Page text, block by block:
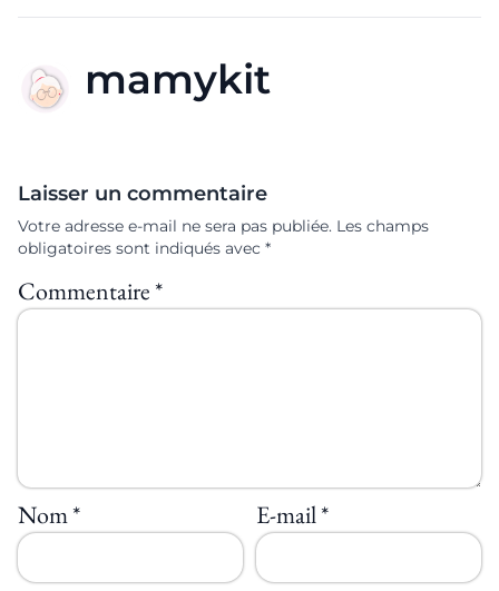
mamykit
Laisser un commentaire
Votre adresse e-mail ne sera pas publiée. Les champs
obligatoires sont indiqués avec *
Commentaire*
Nom* E-mail*